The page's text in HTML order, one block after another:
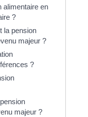
alimentaire en
?
la pension
majeur ?
?
majeur ?